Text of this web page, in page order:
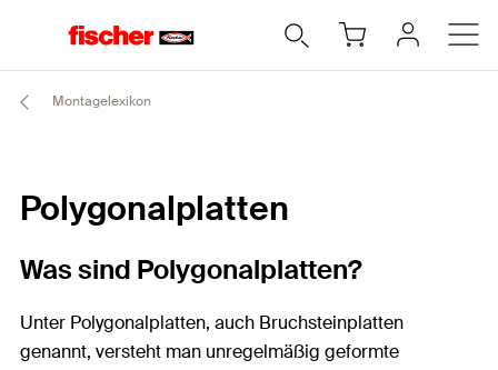
Montagelexikon
Polygonalplatten
Was sind Polygonalplatten?
Unter Polygonalplatten, auch Bruchsteinplatten
genannt, versteht man unregelmäßig geformte